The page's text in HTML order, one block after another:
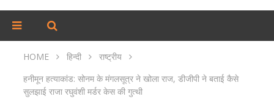
HOME हिन्दी
राष्ट्रीय
हनीमून हत्याकांड: सोनम के मंगलसूत्र ने खोला राज, डीजीपी ने बताई कैसे
सुलझाई राजा रघुवंशी मर्डर केस की गुत्थी